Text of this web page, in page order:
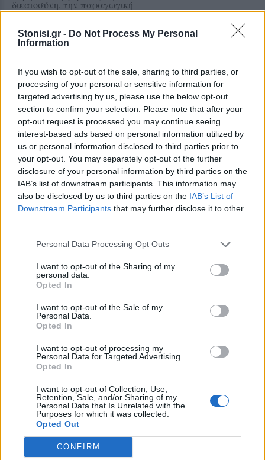
Stonisi.gr - Do Not Process My Personal
Information
If you wish to opt-out of the sale, sharing to third parties, or
processing of your personal or sensitive information for
targeted advertising by us, please use the below opt-out
section to confirm your selection. Please note that after your
opt-out request is processed you may continue seeing
interest-based ads based on personal information utilized by
us or personal information disclosed to third parties prior to
your opt-out. You may separately opt-out of the further
disclosure of your personal information by third parties on the
IAB’s list of downstream participants. This information may
also be disclosed by us to third parties on the IAB’s List of
Downstream Participants that may further disclose it to other
Personal Data Processing Opt Outs
I want to opt-out of the Sharing of my
personal data.
Opted In
I want to opt-out of the Sale of my
Personal Data.
Opted In
I want to opt-out of processing my
Personal Data for Targeted Advertising.
Opted In
I want to opt-out of Collection, Use,
Retention, Sale, and/or Sharing of my
Personal Data that Is Unrelated with the
Purposes for which it was collected.
Opted Out
CONFIRM
δικαιοσύνη, την παραγωγική
ανασυγκρότηση και την ενίσχυση
πόρτες της Παναγίας στην
Αγιάσο
Από το πρωί της Τετάρτης έως τα
μεσάνυχτα του
Δεκαπενταύγουστου οι πόρτες του
Προσκυνήματος θα παραμένουν
ανοικτές για τους πιστούς και
ιδιαίτερα για τους οδοιπόρους
ΕΛΛΑΔΑ
Νέο κύμα θυελλωδών ανέμων
θέτει σε επιφυλακή την Πολιτική
Προστασία
Βόρειοι - βορειοανατολικοί άνεμοι
έως 8 μποφόρ και ριπές που τοπικά
ΔΡΑΣΕΙΣ
Τα παιδιά ανακαλύπτουν το
ένα νέο παιχνίδι
Διαδραστική εκπαιδευτική δράση
στο Μουσείο του Σιγρίου, με
αναμνηστικά για όλους και ετήσια
κάρτα ελεύθερης εισόδου για τον
νικητή
ΤΟΥΡΙΣΜΟΣ
Περισσότερες προσβάσιμες
παραλίες αποκτά ο Δήμος
Μυτιλήνης
Νέες υποδομές σε Χαραμίδα,
Τάρτι, Ευρειακή και Σκάλα
Μυστεγνών, ενώ συστήματα